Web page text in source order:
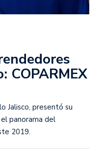
COPARMEX
Jalisco, presentó su
panorama del
2019.